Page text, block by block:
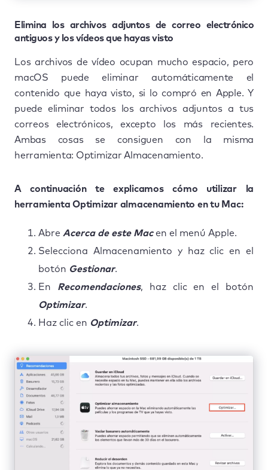
Elimina los archivos adjuntos de correo electrónico
antiguos y los vídeos que hayas visto
Los archivos de vídeo ocupan mucho espacio, pero
macOS puede eliminar automáticamente el
contenido que haya visto, si lo compró en Apple. Y
puede eliminar todos los archivos adjuntos a tus
correos electrónicos, excepto los más recientes.
Ambas cosas se consiguen con la misma
herramienta: Optimizar Almacenamiento.
A continuación te explicamos cómo utilizar la
herramienta Optimizar almacenamiento en tu Mac:
Abre Acerca de este Macen el menú Apple.
Selecciona Almacenamiento y haz clic en el
botón Gestionar.
En Recomendaciones, haz clic en el botón
Optimizar.
Haz clic en Optimizar.